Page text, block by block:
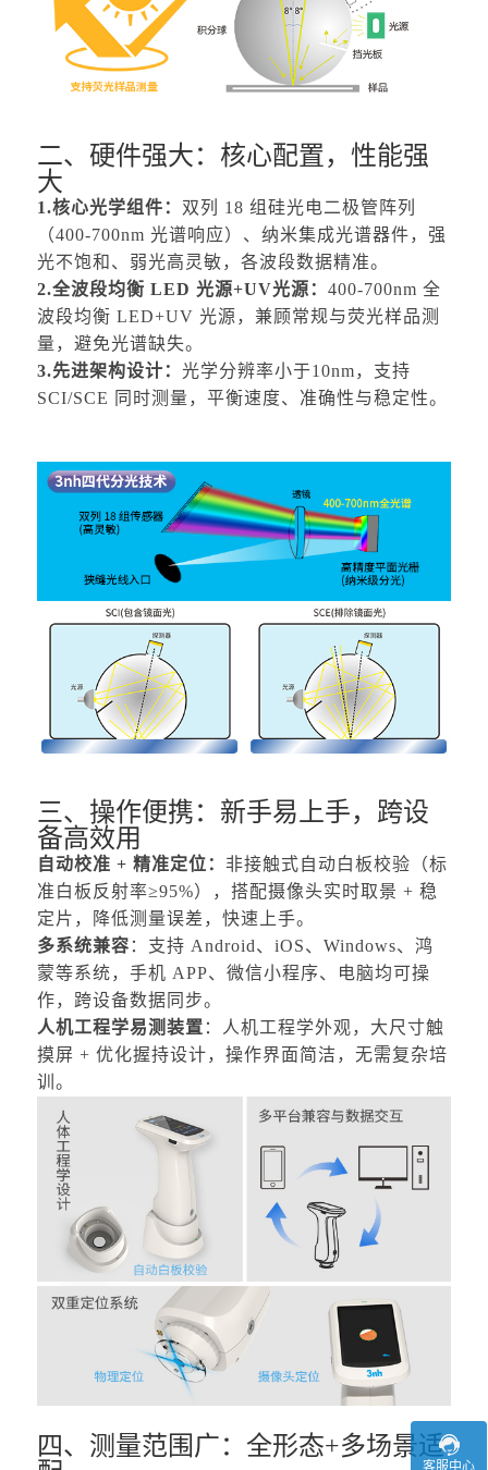
二、硬件强大：核心配置，性能强
大
1.核心光学组件： 双列 18 组硅光电二极管阵列
（400-700nm 光谱响应）、纳米集成光谱器件，强
光不饱和、弱光高灵敏，各波段数据精准。
2.全波段均衡 LED 光源+UV光源：400-700nm 全
波段均衡 LED+UV 光源，兼顾常规与荧光样品测
量，避免光谱缺失。
3.先进架构设计： 光学分辨率小于10nm，支持
SCI/SCE 同时测量，平衡速度、准确性与稳定性。
三、操作便携：新手易上手，跨设
备高效用
自动校准 + 精准定位： 非接触式自动白板校验（标
准白板反射率≥95%），搭配摄像头实时取景 + 稳
定片，降低测量误差，快速上手。
多系统兼容 ：支持 Android、iOS、Windows、鸿
蒙等系统，手机 APP、微信小程序、电脑均可操
作，跨设备数据同步。
人机工程学易测装置 ：人机工程学外观，大尺寸触
摸屏 + 优化握持设计，操作界面简洁，无需复杂培
训。
四、测量范围广：全形态+多场景适
客服中心